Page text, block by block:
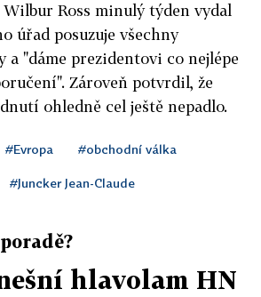
Ross minulý týden vydal
úřad posuzuje všechny
a "dáme prezidentovi co nejlépe
Zároveň potvrdil, že
ohledně cel ještě nepadlo.
#Evropa #obchodní válka
#Juncker Jean-Claude
hlavolam HN